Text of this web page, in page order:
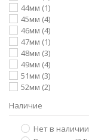
44мм (1)
45мм (4)
46мм (4)
47мм (1)
48мм (3)
49мм (4)
51мм (3)
52мм (2)
Наличие
Нет в наличии